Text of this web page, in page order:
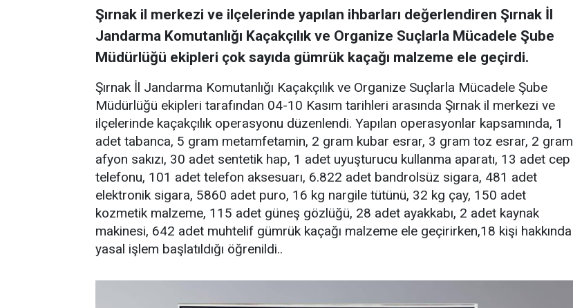
Şırnak il merkezi ve ilçelerinde yapılan ihbarları değerlendiren Şırnak İl
Jandarma Komutanlığı Kaçakçılık ve Organize Suçlarla Mücadele Şube
Müdürlüğü ekipleri çok sayıda gümrük kaçağı malzeme ele geçirdi.
Şırnak İl Jandarma Komutanlığı Kaçakçılık ve Organize Suçlarla Mücadele Şube
Müdürlüğü ekipleri tarafından 04-10 Kasım tarihleri arasında Şırnak il merkezi ve
ilçelerinde kaçakçılık operasyonu düzenlendi. Yapılan operasyonlar kapsamında, 1
adet tabanca, 5 gram metamfetamin, 2 gram kubar esrar, 3 gram toz esrar, 2 gram
afyon sakızı, 30 adet sentetik hap, 1 adet uyuşturucu kullanma aparatı, 13 adet cep
telefonu, 101 adet telefon aksesuarı, 6.822 adet bandrolsüz sigara, 481 adet
elektronik sigara, 5860 adet puro, 16 kg nargile tütünü, 32 kg çay, 150 adet
kozmetik malzeme, 115 adet güneş gözlüğü, 28 adet ayakkabı, 2 adet kaynak
makinesi, 642 adet muhtelif gümrük kaçağı malzeme ele geçirirken,18 kişi hakkında
yasal işlem başlatıldığı öğrenildi..